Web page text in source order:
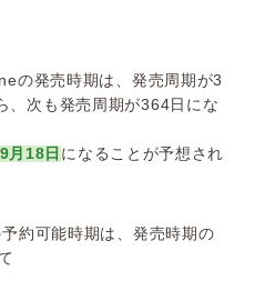
の発売時期は、発売周期が3
、次も発売周期が364日にな
月18日 になることが予想され
約可能時期は、発売時期の